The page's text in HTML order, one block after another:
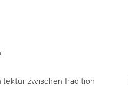
zwischen Tradition